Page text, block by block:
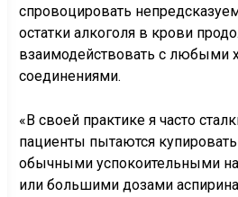
спровоцировать
остатки алкоголя в крови
взаимодействовать с любыми
соединениями.
«В своей практике я часто
пациенты пытаются
обычными успокоительными
или большими дозами